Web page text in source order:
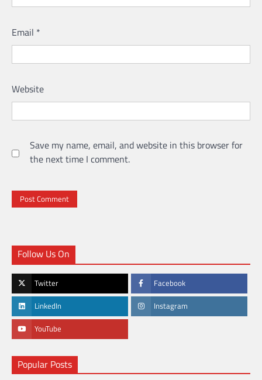
Email *
Website
Save my name, email, and website in this browser for
the next time I comment.
Follow Us On
Twitter Facebook
LinkedIn Instagram
YouTube
Popular Posts